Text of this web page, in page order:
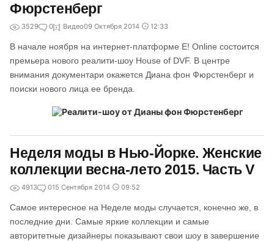
Фюрстенберг
3529 0 Видео09 Октября 2014 12:33
В начале ноября на интернет-платформе E! Online состоится
премьера нового реалити-шоу House of DVF. В центре
внимания документари окажется Диана фон Фюрстенберг и
поиски нового лица ее бренда.
Неделя моды в Нью-Йорке. Женские
коллекции весна-лето 2015. Часть V
4913 015 Сентября 2014 09:52
Самое интересное на Неделе моды случается, конечно же, в
последние дни. Самые яркие коллекции и самые
авторитетные дизайнеры показывают свои шоу в завершение